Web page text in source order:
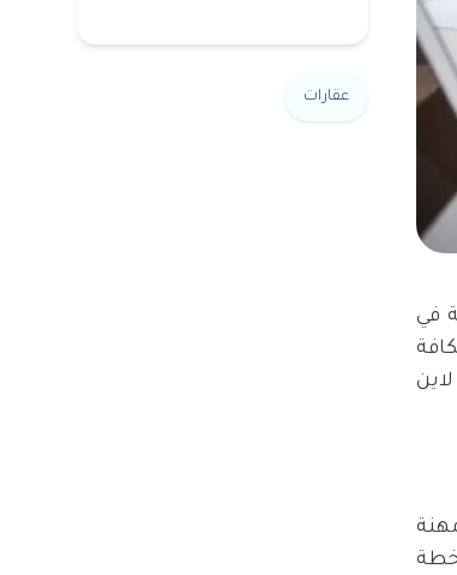
في
خطة
عقارات